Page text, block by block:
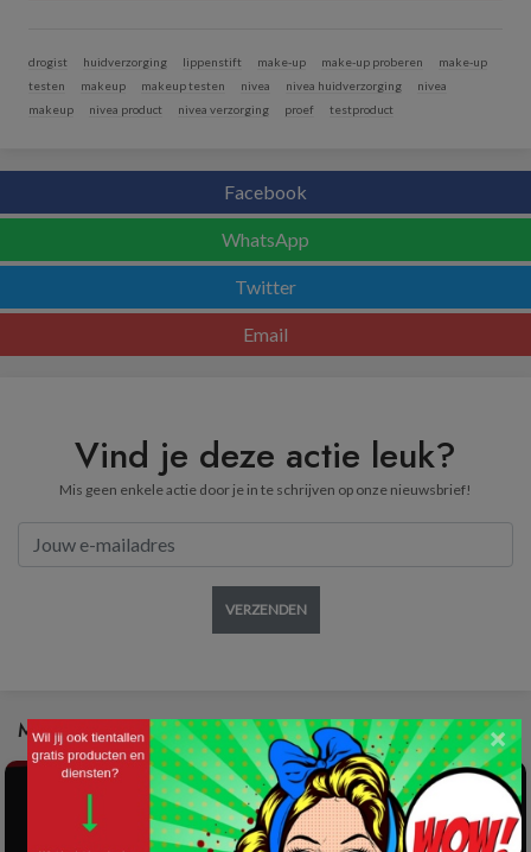
drogist huidverzorging lippenstift make-up make-up proberen
make-up
testen
makeup makeup testen nivea nivea huidverzorging
nivea
makeup
nivea product nivea verzorging proef testproduct
Facebook
WhatsApp
Twitter
Email
Vind je deze actie leuk?
Mis geen enkele actie door je in te schrijven op onze nieuwsbrief!
VERZENDEN
Mis deze acties ook niet: ×